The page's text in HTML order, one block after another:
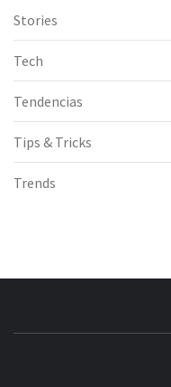
Stories
Tech
Tendencias
Tips & Tricks
Trends